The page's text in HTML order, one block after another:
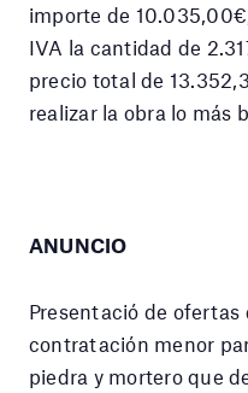
importe de
IVA la cantidad de
precio total de
realizar la obra lo más
ANUNCIO
Presentació de ofertas
contratación menor
piedra y mortero que